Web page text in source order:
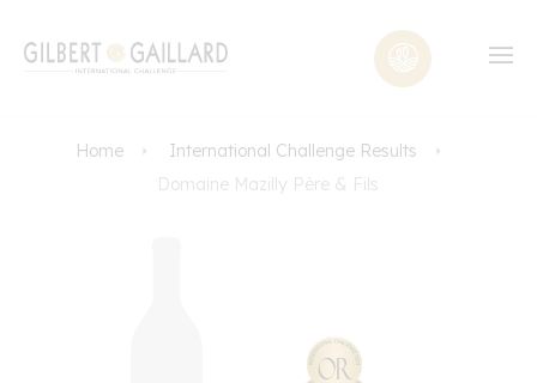
Home
International Challenge Results
Domaine Mazilly Père & Fils